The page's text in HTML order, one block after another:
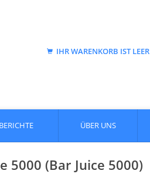
IHR WARENKORB IST LEER
ÜBER UNS
5000 (Bar Juice 5000)